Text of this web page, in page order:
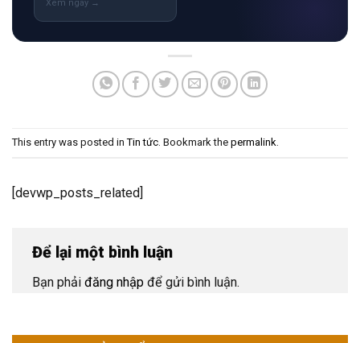
This entry was posted inTin tức . Bookmark the permalink
[devwp_posts_related]
Để lại một bình luận
Bạn phải đăng nhập để gửi bình luận.